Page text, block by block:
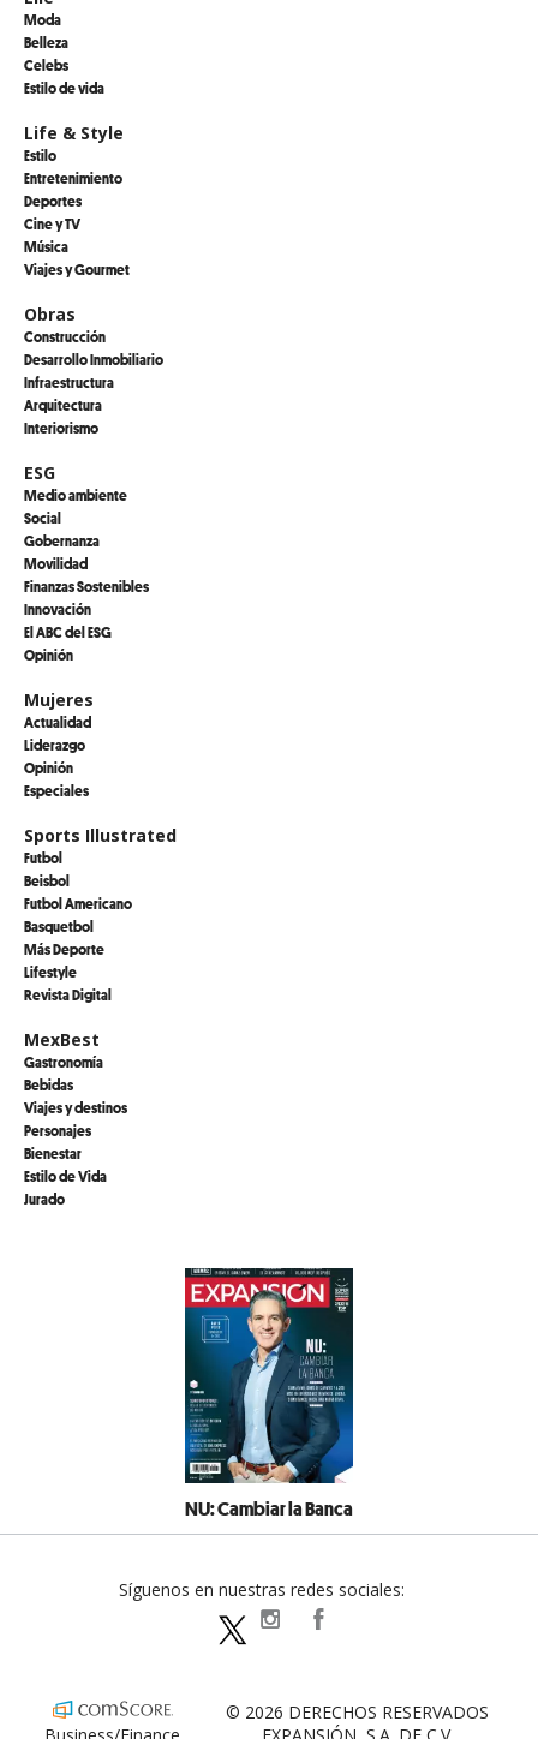
Moda
Belleza
Celebs
Estilo de vida
Life & Style
Estilo
Entretenimiento
Deportes
Cine y TV
Música
Viajes y Gourmet
Obras
Construcción
Desarrollo Inmobiliario
Infraestructura
Arquitectura
Interiorismo
ESG
Medio ambiente
Social
Gobernanza
Movilidad
Finanzas Sostenibles
Innovación
El ABC del ESG
Opinión
Mujeres
Actualidad
Liderazgo
Opinión
Especiales
Sports Illustrated
Futbol
Beisbol
Futbol Americano
Basquetbol
Más Deporte
Lifestyle
Revista Digital
MexBest
Gastronomía
Bebidas
Viajes y destinos
Personajes
Bienestar
Estilo de Vida
Jurado
NU: Cambiar la Banca
Síguenos en nuestras redes sociales:
expansionpolitica
© 2026 DERECHOS RESERVADOS